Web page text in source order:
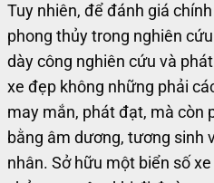
Tuy nhiên, để đánh giá
phong thủy trong nghiên
dày công nghiên cứu và
xe đẹp không những phải
may mắn, phát đạt, mà còn
bằng âm dương, tương sinh
nhân. Sở hữu một biển số